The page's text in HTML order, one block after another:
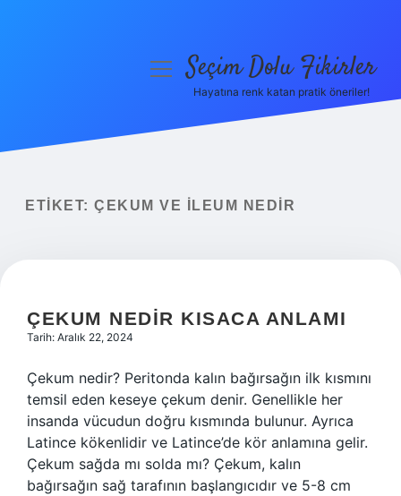
Yasal Uyarı
menüyüSeçim Dolu Fikirler
Hayatına renk katan pratik öneriler!
ETIKET: ÇEKUM VE ILEUM NEDIR
ÇEKUM NEDIR KISACA ANLAMI
Tarih: Aralık 22, 2024
Çekum nedir? Peritonda kalın bağırsağın ilk kısmını
temsil eden keseye çekum denir. Genellikle her
insanda vücudun doğru kısmında bulunur. Ayrıca
Latince kökenlidir ve Latince’de kör anlamına gelir.
Çekum sağda mı solda mı? Çekum, kalın
bağırsağın sağ tarafının başlangıcıdır ve 5-8 cm